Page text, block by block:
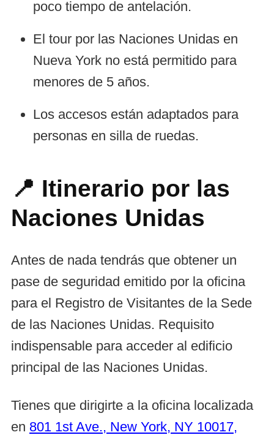
poco tiempo de antelación.
El tour por las Naciones Unidas en
Nueva York no está permitido para
menores de 5 años.
Los accesos están adaptados para
personas en silla de ruedas.
📍 Itinerario por las
Naciones Unidas
Antes de nada tendrás que obtener un
pase de seguridad emitido por la oficina
para el Registro de Visitantes de la Sede
de las Naciones Unidas. Requisito
indispensable para acceder al edificio
principal de las Naciones Unidas.
Tienes que dirigirte a la oficina localizada
en 801 1st Ave., New York, NY 10017,